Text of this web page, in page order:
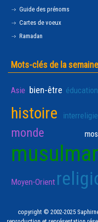
Guide des prénoms
Cartes de voeux
Ramadan
Mots-clés de la semaine
Asie bien-être éducation
histoire
monde
Moyen-Orient
copyright © 2002-2025